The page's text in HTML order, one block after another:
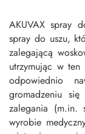
AKUVAX spray
spray do uszu,
zalegającą
utrzymując w
odpowiednio
gromadzeniu
zalegania (m.in.
wyrobie